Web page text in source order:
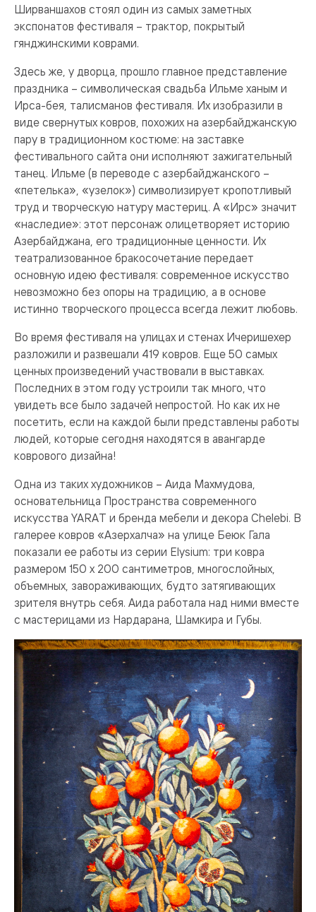
Ширваншахов стоял один из самых заметных
экспонатов фестиваля – трактор, покрытый
гянджинскими коврами.
Здесь же, у дворца, прошло главное представление
праздника – символическая свадьба Ильме ханым и
Ирса-бея, талисманов фестиваля. Их изобразили в
виде свернутых ковров, похожих на азербайджанскую
пару в традиционном костюме: на заставке
фестивального сайта они исполняют зажигательный
танец. Ильме (в переводе с азербайджанского –
«петелька», «узелок») символизирует кропотливый
труд и творческую натуру мастериц. А «Ирс» значит
«наследие»: этот персонаж олицетворяет историю
Азербайджана, его традиционные ценности. Их
театрализованное бракосочетание передает
основную идею фестиваля: современное искусство
невозможно без опоры на традицию, а в основе
истинно творческого процесса всегда лежит любовь.
Во время фестиваля на улицах и стенах Ичеришехер
разложили и развешали 419 ковров. Еще 50 самых
ценных произведений участвовали в выставках.
Последних в этом году устроили так много, что
увидеть все было задачей непростой. Но как их не
посетить, если на каждой были представлены работы
людей, которые сегодня находятся в авангарде
коврового дизайна!
Одна из таких художников – Аида Махмудова,
основательница Пространства современного
искусства YARAT и бренда мебели и декора Chelebi. В
галерее ковров «Азерхалча» на улице Беюк Гала
показали ее работы из серии Elysium: три ковра
размером 150 х 200 сантиметров, многослойных,
объемных, завораживающих, будто затягивающих
зрителя внутрь себя. Аида работала над ними вместе
с мастерицами из Нардарана, Шамкира и Губы.